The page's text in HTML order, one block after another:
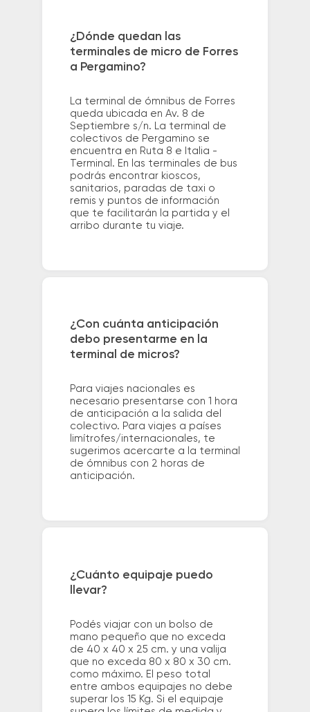
¿Dónde quedan las
terminales de micro de Forres
a Pergamino?
La terminal de ómnibus de Forres
queda ubicada en Av. 8 de
Septiembre s/n. La terminal de
colectivos de Pergamino se
encuentra en Ruta 8 e Italia -
Terminal. En las terminales de bus
podrás encontrar kioscos,
sanitarios, paradas de taxi o
remis y puntos de información
que te facilitarán la partida y el
arribo durante tu viaje.
¿Con cuánta anticipación
debo presentarme en la
terminal de micros?
Para viajes nacionales es
necesario presentarse con 1 hora
de anticipación a la salida del
colectivo. Para viajes a países
limítrofes/internacionales, te
sugerimos acercarte a la terminal
de ómnibus con 2 horas de
anticipación.
¿Cuánto equipaje puedo
llevar?
Podés viajar con un bolso de
mano pequeño que no exceda
de 40 x 40 x 25 cm. y una valija
que no exceda 80 x 80 x 30 cm.
como máximo. El peso total
entre ambos equipajes no debe
superar los 15 Kg. Si el equipaje